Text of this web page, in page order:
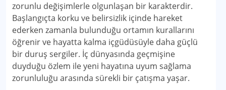
zorunlu değişimlerle olgunlaşan bir karakterdir.
Başlangıçta korku ve belirsizlik içinde hareket
ederken zamanla bulunduğu ortamın kurallarını
öğrenir ve hayatta kalma içgüdüsüyle daha güçlü
bir duruş sergiler. İç dünyasında geçmişine
duyduğu özlem ile yeni hayatına uyum sağlama
zorunluluğu arasında sürekli bir çatışma yaşar.